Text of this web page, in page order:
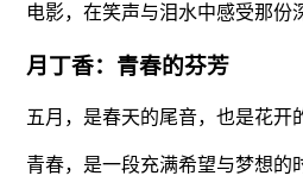
电影，在笑声与泪水中感受那份
月丁香：青春的芬芳
五月，是春天的尾音，也是花
青春，是一段充满希望与梦想的